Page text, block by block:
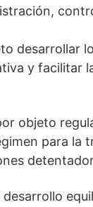
y facilitar
objeto
para la